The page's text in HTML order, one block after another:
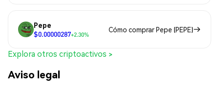
Pepe
$0.00000287+2.30%
Cómo comprar Pepe (PEPE)
Explora otros criptoactivos >
Aviso legal